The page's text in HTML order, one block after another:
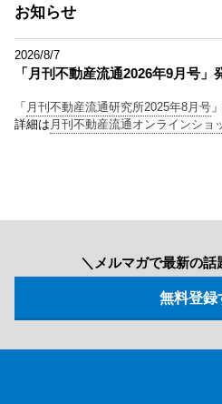
お知らせ
2026/8/7
「月刊不動産流通2026年9月号」
「 月刊不動産流通研究所2025年8月号
詳細は 月刊不動産流通オンラインショ
＼メルマガで最新の話